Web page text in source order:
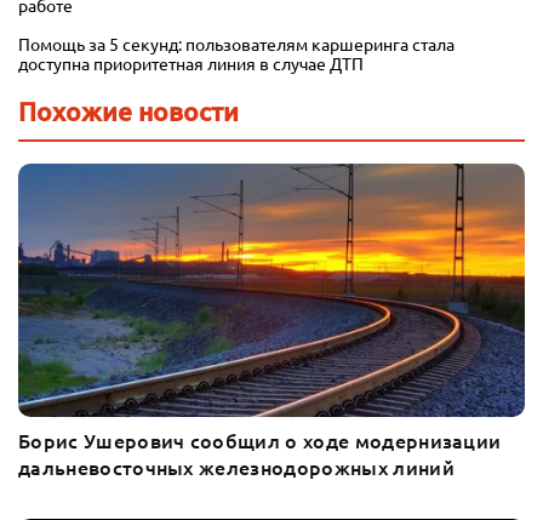
работе
Помощь за 5 секунд: пользователям каршеринга стала
доступна приоритетная линия в случае ДТП
Похожие новости
Борис Ушерович сообщил о ходе модернизации
дальневосточных железнодорожных линий